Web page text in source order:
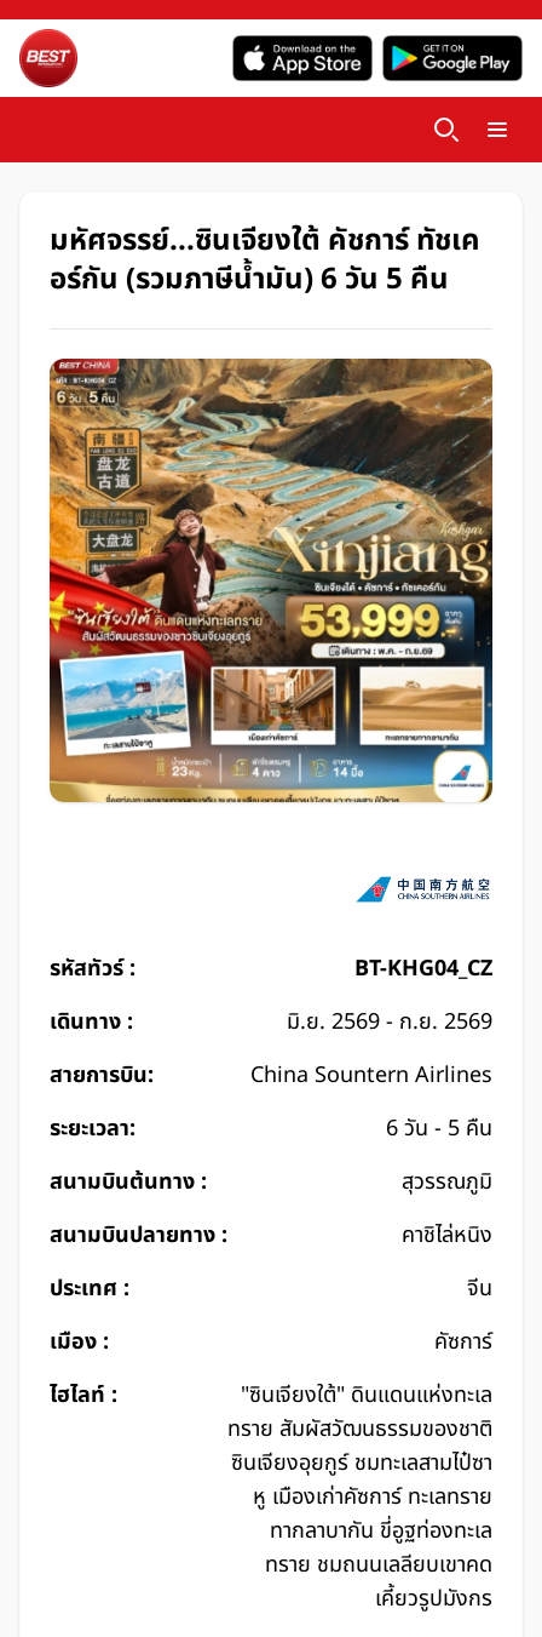
มหัศจรรย์...ซินเจียงใต้ คัชการ์ ทัชเค
อร์กัน (รวมภาษีน้ำมัน) 6 วัน 5 คืน
รหัสทัวร์ :
BT-KHG04_CZ
เดินทาง :
มิ.ย. 2569 - ก.ย. 2569
สายการบิน:
China Sountern Airlines
ระยะเวลา:
6 วัน - 5 คืน
สนามบินต้นทาง :
สุวรรณภูมิ
สนามบินปลายทาง :
คาชิไล่หนิง
ประเทศ :
จีน
เมือง :
คัซการ์
ไฮไลท์ :
"ซินเจียงใต้" ดินแดนแห่งทะเล
ทราย สัมผัสวัฒนธรรมของชาติ
ซินเจียงอุยกูร์ ชมทะเลสามไป๋ซา
หู เมืองเก่าคัซการ์ ทะเลทราย
ทากลาบากัน ขี่อูฐท่องทะเล
ทราย ชมถนนเลลียบเขาคด
เคี้ยวรูปมังกร